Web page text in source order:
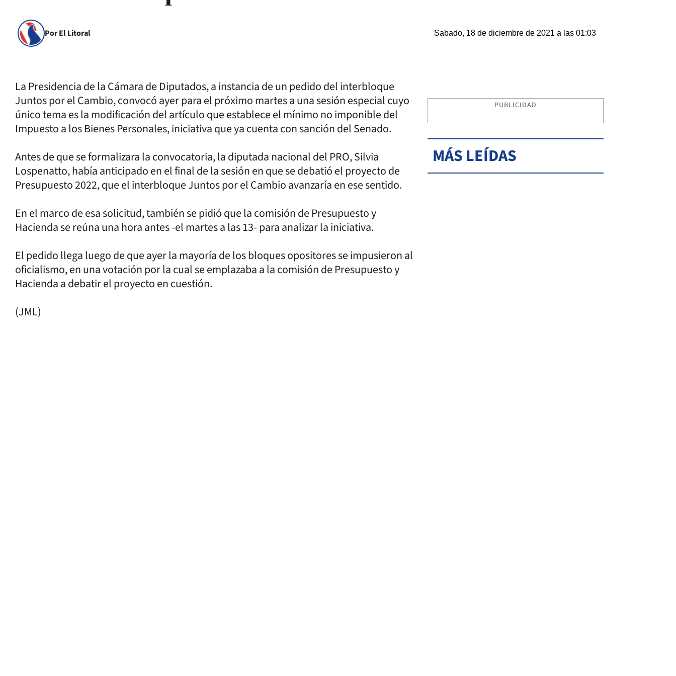
Por El Litoral Sabado, 18 de diciembre de 2021 a las 01:03
La Presidencia de la Cámara de Diputados, a instancia de un pedido del interbloque
Juntos por el Cambio, convocó ayer para el próximo martes a una sesión especial cuyo
único tema es la modificación del artículo que establece el mínimo no imponible del
Impuesto a los Bienes Personales, iniciativa que ya cuenta con sanción del Senado.
Antes de que se formalizara la convocatoria, la diputada nacional del PRO, Silvia
Lospenatto, había anticipado en el final de la sesión en que se debatió el proyecto de
Presupuesto 2022, que el interbloque Juntos por el Cambio avanzaría en ese sentido.
En el marco de esa solicitud, también se pidió que la comisión de Presupuesto y
Hacienda se reúna una hora antes -el martes a las 13- para analizar la iniciativa.
El pedido llega luego de que ayer la mayoría de los bloques opositores se impusieron al
oficialismo, en una votación por la cual se emplazaba a la comisión de Presupuesto y
Hacienda a debatir el proyecto en cuestión.
(JML)
PUBLICIDAD
MÁS LEÍDAS